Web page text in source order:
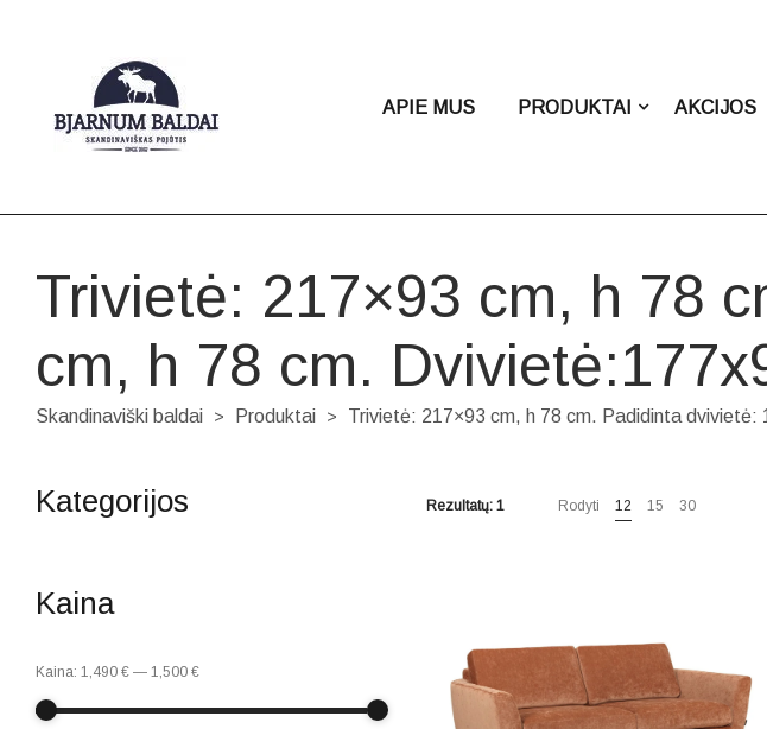
APIE MUS PRODUKTAI AKCIJOS
Trivietė: 217×93 cm, h 78
cm, h 78 cm.
Skandinaviški baldai > Produktai > Trivietė: 217×93 cm, h 78 cm. Padidinta
Rezultatų: 1 Rodyti 12 15 30
Kategorijos
Kaina
Kaina: 1,490 € — 1,500 €